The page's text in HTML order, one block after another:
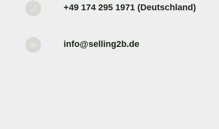
+49 174 295 1971 (Deutschland)
info@selling2b.de